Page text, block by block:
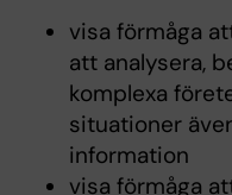
visa förmåga
att analysera,
komplexa
situationer
information
visa förmåga